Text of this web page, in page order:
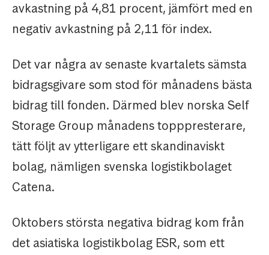
avkastning på 4,81 procent, jämfört med en
negativ avkastning på 2,11 för index.
Det var några av senaste kvartalets sämsta
bidragsgivare som stod för månadens bästa
bidrag till fonden. Därmed blev norska Self
Storage Group månadens topppresterare,
tätt följt av ytterligare ett skandinaviskt
bolag, nämligen svenska logistikbolaget
Catena.
Oktobers största negativa bidrag kom från
det asiatiska logistikbolag ESR, som ett